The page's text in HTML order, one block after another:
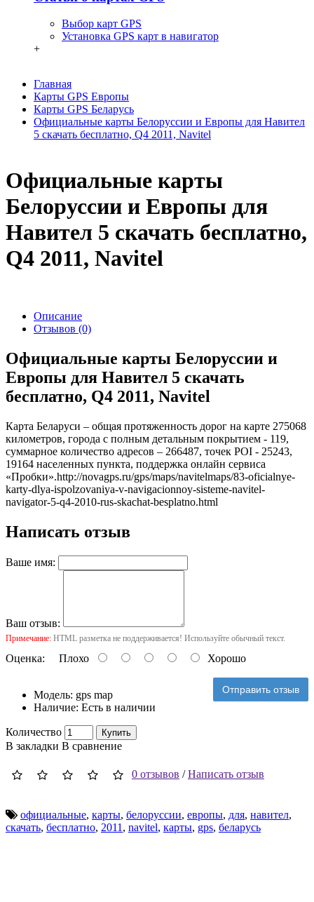
Выбор карт GPS
Установка GPS карт в навигатор
+
Главная
Карты GPS Европы
Карты GPS Беларусь
Официальные карты Белоруссии и Европы для Навител
5 скачать бесплатно, Q4 2011, Navitel
Официальные карты
Белоруссии и Европы для
Навител 5 скачать бесплатно,
Q4 2011, Navitel
Описание
Отзывов (0)
Официальные карты Белоруссии и
Европы для Навител 5 скачать
бесплатно, Q4 2011, Navitel
Карта Беларуси – общая протяженность дорог на карте 275068
километров, города с полным детальным покрытием - 119,
суммарное количество адресов – 266487, точек POI - 25243,
19164 населенных пункта, поддержка онлайн сервиса
«Пробки».http://novagps.ru/gps/maps/navitelmaps/83-oficialnye-
karty-dlya-ispolzovaniya-v-navigacionnoy-sisteme-navitel-
navigator-5-q4-2010-rus-skachat-besplatno.html
Написать отзыв
Ваше имя:
Ваш отзыв:
Примечание: HTML разметка не поддерживается! Используйте обычный текст.
Оценка: Плохо Хорошо
Отправить отзыв
Модель: gps map
Наличие: Есть в наличии
Количество Купить
В закладки В сравнение
0 отзывов /Написать отзыв
официальные, карты, белоруссии, европы, для, навител,
скачать, бесплатно, 2011 , navitel, карты, gps, беларусь